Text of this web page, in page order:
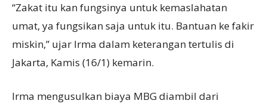
“Zakat itu kan fungsinya untuk kemaslahatan
umat, ya fungsikan saja untuk itu. Bantuan ke fakir
miskin,” ujar Irma dalam keterangan tertulis di
Jakarta, Kamis (16/1) kemarin.
Irma mengusulkan biaya MBG diambil dari